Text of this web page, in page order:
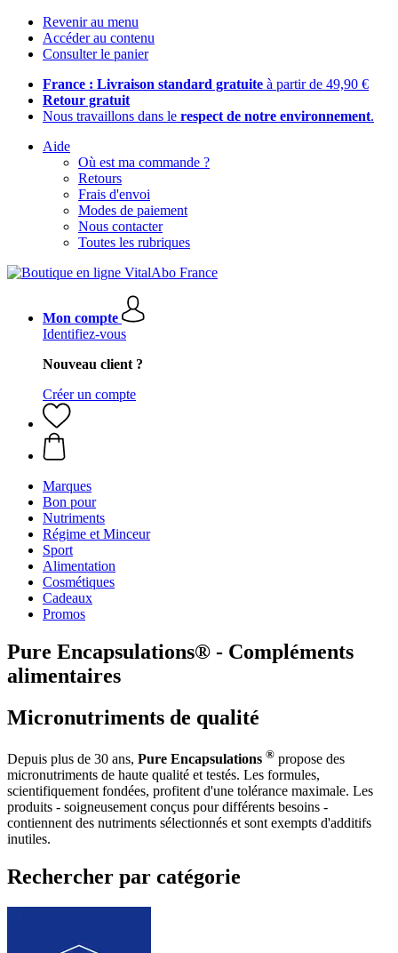
Revenir au menu
Accéder au contenu
Consulter le panier
France : Livraison standard gratuite à partir de 49,90 €
Retour gratuit
Nous travaillons dans le respect de notre environnement.
Aide
Où est ma commande ?
Retours
Frais d'envoi
Modes de paiement
Nous contacter
Toutes les rubriques
Mon compte
Identifiez-vous
Nouveau client ?
Créer un compte
Marques
Bon pour
Nutriments
Régime et Minceur
Sport
Alimentation
Cosmétiques
Cadeaux
Promos
Pure Encapsulations® - Compléments
alimentaires
Micronutriments de qualité
Depuis plus de 30 ans, Pure Encapsulations ® propose des
micronutriments de haute qualité et testés. Les formules,
scientifiquement fondées, profitent d'une tolérance maximale. Les
produits - soigneusement conçus pour différents besoins -
contiennent des nutriments sélectionnés et sont exempts d'additifs
inutiles.
Rechercher par catégorie